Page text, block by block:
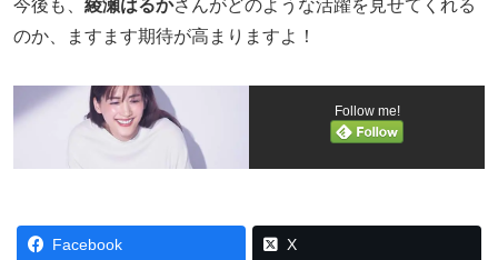
今後も、 綾瀬はるかさんがどのような活躍を見せてくれる
のか、ますます期待が高まりますよ！
Follow me!
Facebook X